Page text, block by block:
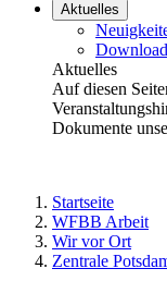
Aktuelles
Aktuelles
Auf diesen
Dokumente
Startseite
WFBB Arbeit
Wir vor Ort
Zentrale